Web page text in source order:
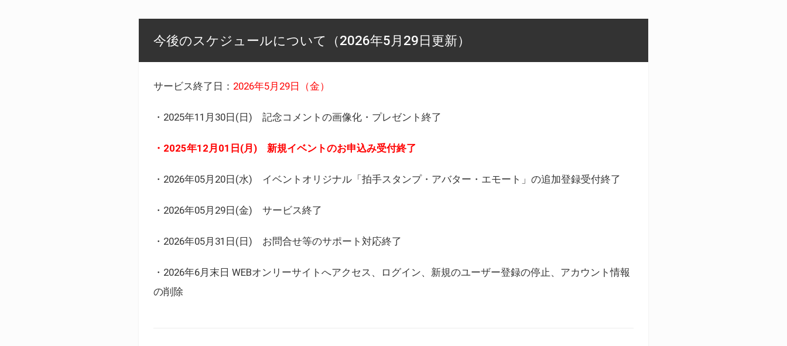
今後のスケジュールについて（2026年5月29日更新）
サービス終了日： 2026年5月29日（金）
・2025年11月30日(日) 記念コメントの画像化・プレゼント終了
・2025年12月01日(月) 新規イベントのお申込み受付終了
・2026年05月20日(水) イベントオリジナル「拍手スタンプ・アバター・エモート」の追加登録受付終了
・2026年05月29日(金) サービス終了
・2026年05月31日(日) お問合せ等のサポート対応終了
・2026年6月末日 WEBオンリーサイトへアクセス、ログイン、新規のユーザー登録の停止、アカウント情報
の削除